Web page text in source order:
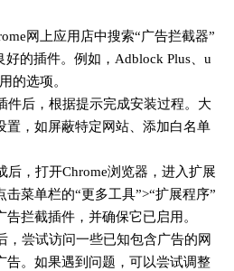
网上应用店中搜索“广告拦截器”
好的插件。例如，Adblock Plus、u
的选项。
件后，根据提示完成安装过程。大
置，如屏蔽特定网站、添加白名单
后，打开Chrome浏览器，进入扩展
菜单栏的“更多工具”>“扩展程序”
拦截插件，并确保它已启用。
，尝试访问一些已知包含广告的网
告。如果遇到问题，可以尝试调整